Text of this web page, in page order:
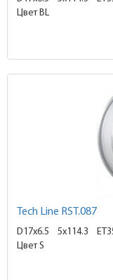
Цвет BL
Tech Line RST.087
D17x6.5 5x114.3
Цвет S